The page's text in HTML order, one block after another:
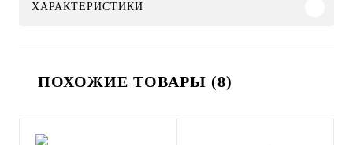
ХАРАКТЕРИСТИКИ
ПОХОЖИЕ ТОВАРЫ (8)